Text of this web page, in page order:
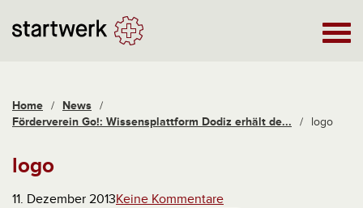
Home / News /
Förderverein Go!: Wissensplattform Dodiz erhält de...
/ logo
logo
11. Dezember 2013Keine Kommentare